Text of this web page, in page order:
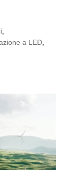
,
a LED,